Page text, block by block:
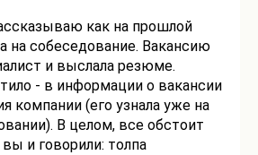
как на прошлой
на собеседование. Вакансию
и выслала резюме.
- в информации о вакансии
компании (его узнала уже на
В целом, все обстоит
и говорили: толпа